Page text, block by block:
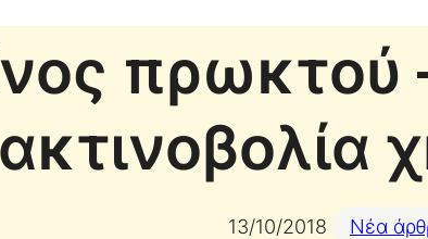
πρωκτού
13/10/2018 Νέα